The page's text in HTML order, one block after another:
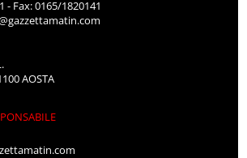
- Fax: 0165/1820141
AOSTA